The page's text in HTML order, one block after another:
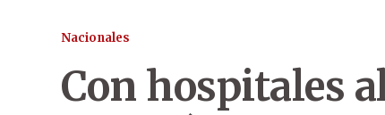
Nacionales
Con hospitales